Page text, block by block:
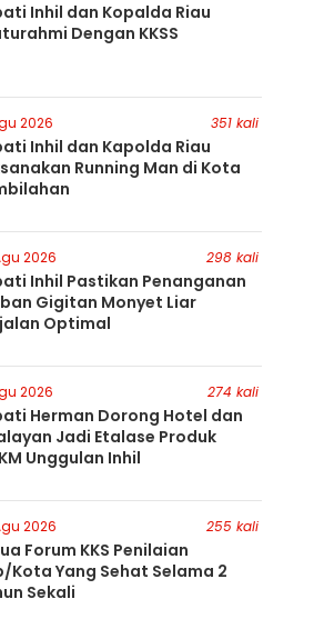
Inhil dan Kopalda Riau
Dengan KKSS
2026 351 kali
Inhil dan Kapolda Riau
Running Man di Kota
2026 298 kali
Inhil Pastikan Penanganan
Gigitan Monyet Liar
Optimal
2026 274 kali
Herman Dorong Hotel dan
Jadi Etalase Produk
Unggulan Inhil
2026 255 kali
Forum KKS Penilaian
Kota Yang Sehat Selama 2
Sekali